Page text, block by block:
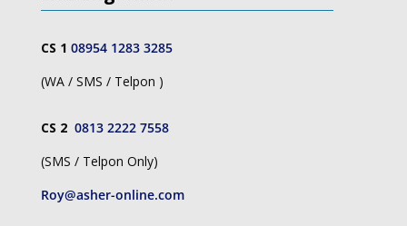
CS 1 08954 1283 3285
(WA / SMS / Telpon )
CS 2 0813 2222 7558
(SMS / Telpon Only)
Roy@asher-online.com